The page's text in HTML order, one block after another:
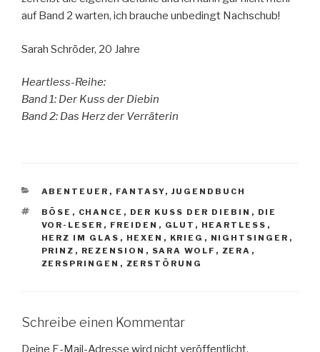
auf Band 2 warten, ich brauche unbedingt Nachschub!
Sarah Schröder, 20 Jahre
Heartless-Reihe:
Band 1: Der Kuss der Diebin
Band 2: Das Herz der Verräterin
KATEGORIEN
ABENTEUER , FANTASY, JUGENDBUCH
SCHLAGWÖRTER
BÖSE , CHANCE , DER KUSS DER DIEBIN , DIE
VOR-LESER , FREIDEN , GLUT , HEARTLESS ,
HERZ IM GLAS , HEXEN , KRIEG , NIGHTSINGER ,
PRINZ , REZENSION , SARA WOLF , ZERA ,
ZERSPRINGEN , ZERSTÖRUNG
Schreibe einen Kommentar
Deine E-Mail-Adresse wird nicht veröffentlicht.